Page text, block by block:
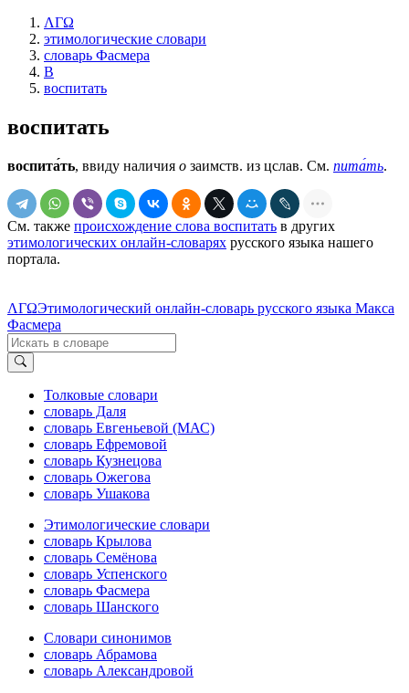
ΛΓΩ
этимологические словари
словарь Фасмера
В
воспитать
воспитать
воспита́ть, ввиду наличия о заимств. из цслав. См. пита́ть.
См. также происхождение слова воспитать в других
этимологических онлайн-словарях русского языка нашего
портала.
ΛΓΩЭтимологический онлайн-словарь русского языка Макса
Фасмера
Толковые словари
словарь Даля
словарь Евгеньевой (МАС)
словарь Ефремовой
словарь Кузнецова
словарь Ожегова
словарь Ушакова
Этимологические словари
словарь Крылова
словарь Семёнова
словарь Успенского
словарь Фасмера
словарь Шанского
Словари синонимов
словарь Абрамова
словарь Александровой